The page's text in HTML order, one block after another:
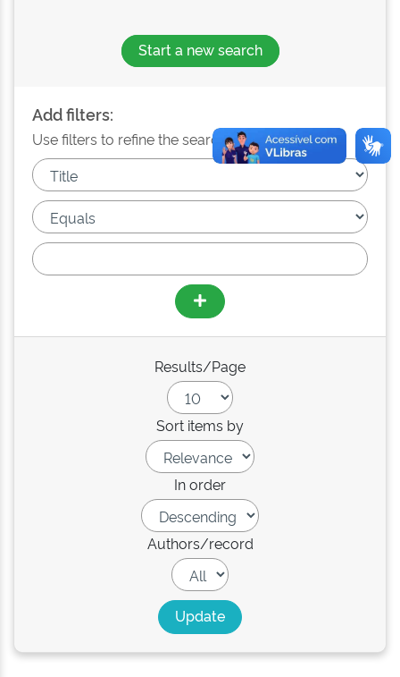
Start a new search
Add filters:
Use filters to refine the search results.
Results/Page
Sort items by
In order
Authors/record